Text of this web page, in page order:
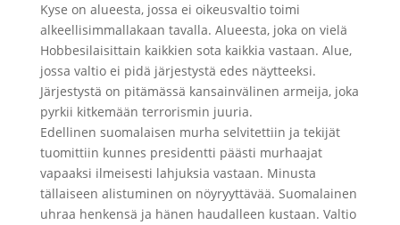
Kyse on alueesta, jossa ei oikeusvaltio toimi
alkeellisimmallakaan tavalla. Alueesta, joka on vielä
Hobbesilaisittain kaikkien sota kaikkia vastaan. Alue,
jossa valtio ei pidä järjestystä edes näytteeksi.
Järjestystä on pitämässä kansainvälinen armeija, joka
pyrkii kitkemään terrorismin juuria.
Edellinen suomalaisen murha selvitettiin ja tekijät
tuomittiin kunnes presidentti päästi murhaajat
vapaaksi ilmeisesti lahjuksia vastaan. Minusta
tällaiseen alistuminen on nöyryyttävää. Suomalainen
uhraa henkensä ja hänen haudalleen kustaan. Valtio